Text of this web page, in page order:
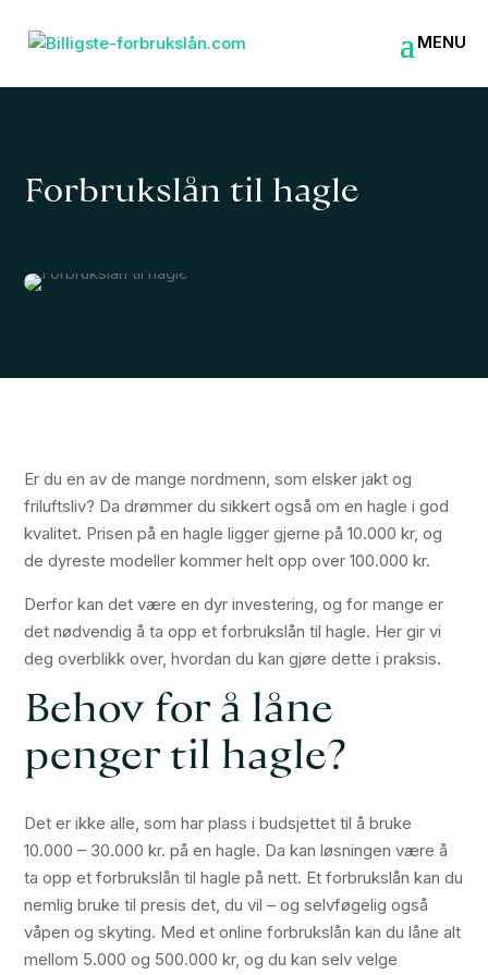
Forbrukslån til hagle
Er du en av de mange nordmenn, som elsker jakt og
friluftsliv? Da drømmer du sikkert også om en hagle i god
kvalitet. Prisen på en hagle ligger gjerne på 10.000 kr, og
de dyreste modeller kommer helt opp over 100.000 kr.
Derfor kan det være en dyr investering, og for mange er
det nødvendig å ta opp et forbrukslån til hagle. Her gir vi
deg overblikk over, hvordan du kan gjøre dette i praksis.
Behov for å låne
penger til hagle?
Det er ikke alle, som har plass i budsjettet til å bruke
10.000 – 30.000 kr. på en hagle. Da kan løsningen være å
ta opp et forbrukslån til hagle på nett. Et forbrukslån kan du
nemlig bruke til presis det, du vil – og selvføgelig også
våpen og skyting. Med et online forbrukslån kan du låne alt
mellom 5.000 og 500.000 kr, og du kan selv velge